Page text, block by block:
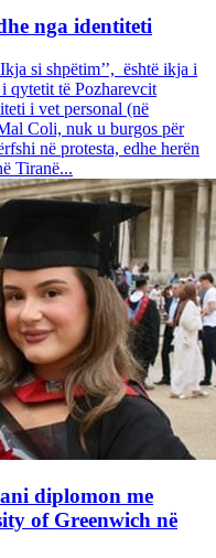
nga identiteti
si shpëtim’’, është ikja i
i qytetit të Pozharevcit
i vet personal (në
Coli, nuk u burgos për
në protesta, edhe herën
Tiranë...
diplomon me
of Greenwich në